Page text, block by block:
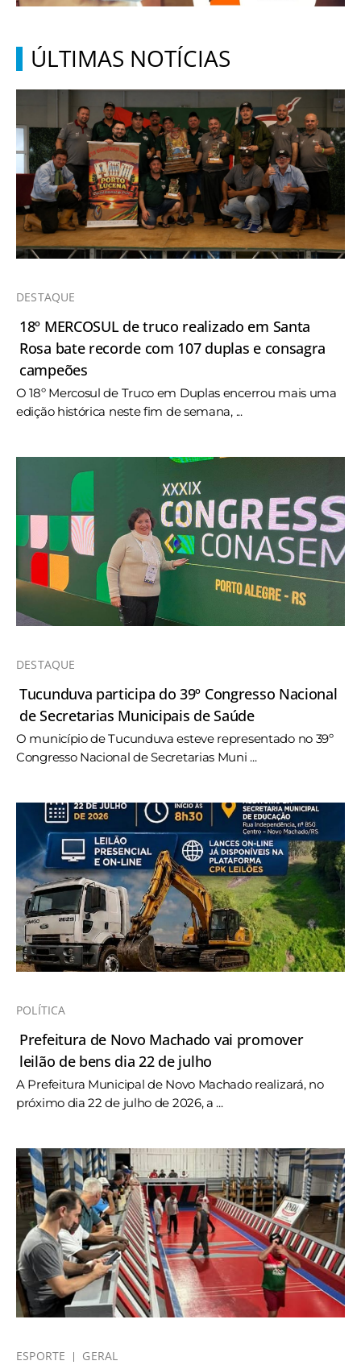
ÚLTIMAS NOTÍCIAS
DESTAQUE
18º MERCOSUL de truco realizado em Santa
Rosa bate recorde com 107 duplas e consagra
campeões
O 18º Mercosul de Truco em Duplas encerrou mais uma
edição histórica neste fim de semana, ...
DESTAQUE
Tucunduva participa do 39º Congresso Nacional
de Secretarias Municipais de Saúde
O município de Tucunduva esteve representado no 39º
Congresso Nacional de Secretarias Muni ...
POLÍTICA
Prefeitura de Novo Machado vai promover
leilão de bens dia 22 de julho
A Prefeitura Municipal de Novo Machado realizará, no
próximo dia 22 de julho de 2026, a ...
ESPORTE GERAL